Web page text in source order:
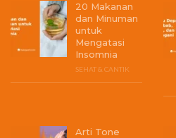
20 Makanan
dan Minuman
untuk
Mengatasi
Insomnia
SEHAT & CANTIK
Arti Tone